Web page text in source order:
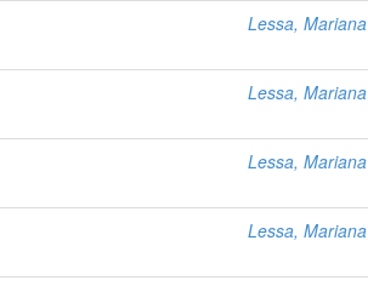
Lessa, Mariana
Lessa, Mariana
Lessa, Mariana
Lessa, Mariana